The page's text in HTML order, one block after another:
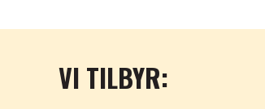
VI TILBYR: